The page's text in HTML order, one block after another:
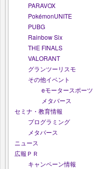
PARAVOX
PokémonUNITE
PUBG
Rainbow Six
THE FINALS
VALORANT
グランツーリスモ
その他イベント
eモータースポーツ
メタバース
セミナ・教育情報
プログラミング
メタバース
ニュース
広報ＰＲ
キャンペーン情報